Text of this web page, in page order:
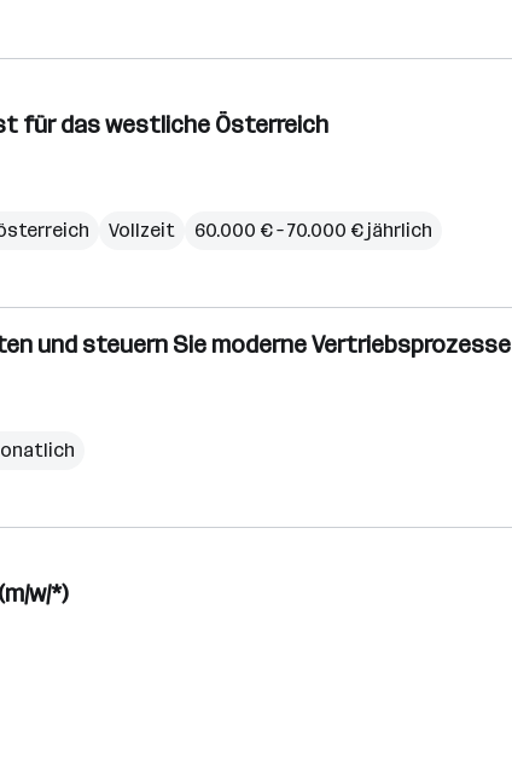
für das westliche Österreich
Vollzeit 60.000 € – 70.000 € jährlich
und steuern Sie moderne Vertriebsprozesse
w/*)